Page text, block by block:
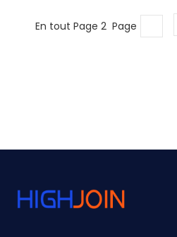
En tout Page 2 Page